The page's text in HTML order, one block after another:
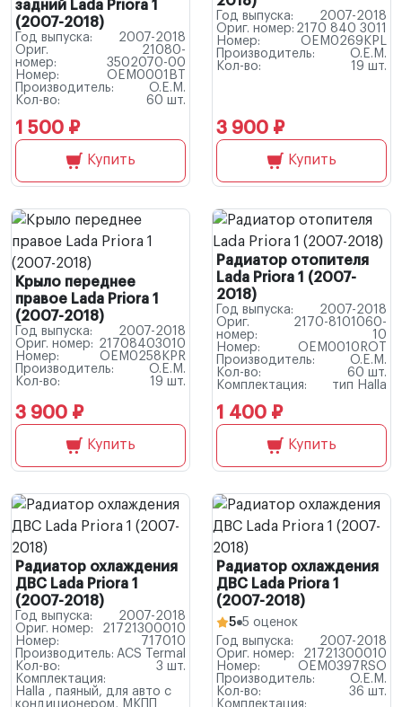
задний Lada Priora 1
(2007-2018)
Год выпуска:
2007-2018
Ориг.
номер:
21080-
3502070-00
Номер:
OEM0001BT
Производитель:
O.E.M.
Кол-во:
60 шт.
1 500 ₽
Купить
Год выпуска:
2007-2018
Ориг. номер: 2170 840 3011
Номер:
OEM0269KPL
Производитель:
O.E.M.
Кол-во:
19 шт.
3 900 ₽
Купить
Крыло переднее
правое Lada Priora 1
(2007-2018)
Год выпуска:
2007-2018
Ориг. номер: 21708403010
Номер:
OEM0258KPR
Производитель:
O.E.M.
Кол-во:
19 шт.
3 900 ₽
Купить
Радиатор отопителя
Lada Priora 1 (2007-
2018)
Год выпуска:
2007-2018
Ориг.
номер:
2170-8101060-
10
Номер:
OEM0010ROT
Производитель:
O.E.M.
Кол-во:
60 шт.
Комплектация:
тип Halla
1 400 ₽
Купить
Радиатор охлаждения
ДВС Lada Priora 1
(2007-2018)
Год выпуска:
2007-2018
Ориг. номер:
21721300010
Номер:
717010
Производитель: ACS Termal
Кол-во:
3 шт.
Комплектация:
Hallа , паяный, для авто с
кондиционером, МКПП
Радиатор охлаждения
ДВС Lada Priora 1
(2007-2018)
5 5 оценок
Год выпуска:
2007-2018
Ориг. номер:
21721300010
Номер:
OEM0397RSO
Производитель:
O.E.M.
Кол-во:
36 шт.
Комплектация: